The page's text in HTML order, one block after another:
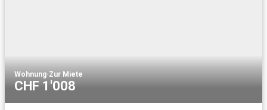
Wohnung·Zur Miete
CHF 1'008